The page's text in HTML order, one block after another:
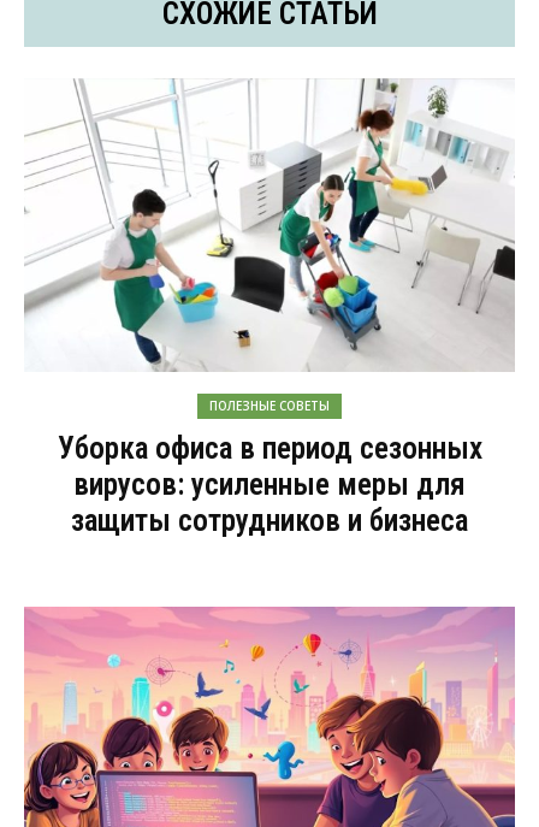
СХОЖИЕ СТАТЬИ
ПОЛЕЗНЫЕ СОВЕТЫ
Уборка офиса в период сезонных
вирусов: усиленные меры для
защиты сотрудников и бизнеса